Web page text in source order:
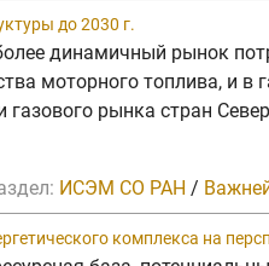
до 2030 г.
динамичный рынок
моторного топлива, и в
рынка стран
ИСЭМ СО РАН /
комплекса на